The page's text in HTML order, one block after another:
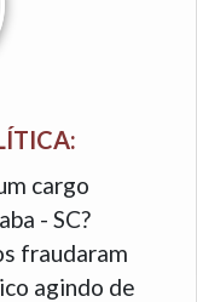
cargo
- SC?
fraudaram
agindo de